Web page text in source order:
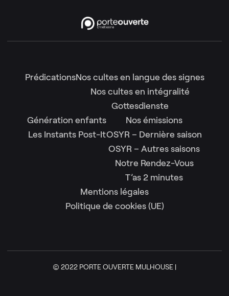
PrédicationsNos cultes en langue des signes
Nos cultes en intégralité
Gottesdienste
Génération enfants
Les Instants Post-It
Nos émissions
OSYR – Dernière saison
OSYR – Autres saisons
Notre Rendez-Vous
T’as 2 minutes
Mentions légales
Politique de cookies (UE)
© 2022 PORTE OUVERTE MULHOUSE |